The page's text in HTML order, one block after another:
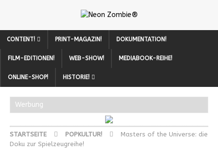
CONTENT! PRINT-MAGAZIN! DOKUMENTATION!
FILM-EDITIONEN! WEB-SHOW! MEDIABOOK-REIHE!
ONLINE-SHOP! HISTORIE!
Werbung
STARTSEITE POPKULTUR!
Masters of the Universe: die
Doku zur Spielzeugreihe!